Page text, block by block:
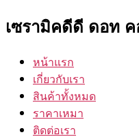
เซรามิคดีดี ดอท
หน้าแรก
เกี่ยวกับเรา
สินค้าทั้งหมด
ราคาเหมา
ติดต่อเรา